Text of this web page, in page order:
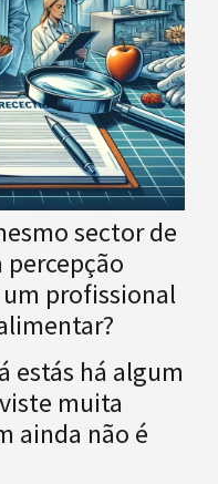
sector de
profissional
estás há algum
muita
ainda não é